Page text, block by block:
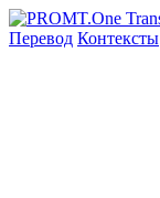
Перевод Контексты